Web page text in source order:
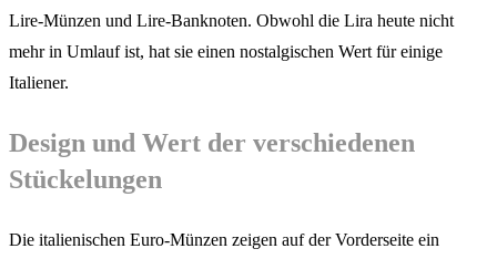
Lire-Münzen und Lire-Banknoten. Obwohl die Lira heute nicht
mehr in Umlauf ist, hat sie einen nostalgischen Wert für einige
Italiener.
Design und Wert der verschiedenen
Stückelungen
Die italienischen Euro-Münzen zeigen auf der Vorderseite ein